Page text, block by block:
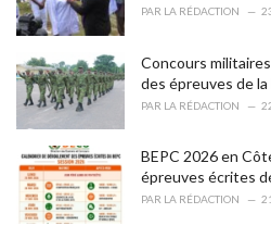
PAR LA RÉDACTION
Concours
des épreuves de
PAR LA RÉDACTION
BEPC 2026 en
épreuves écrites
PAR LA RÉDACTION